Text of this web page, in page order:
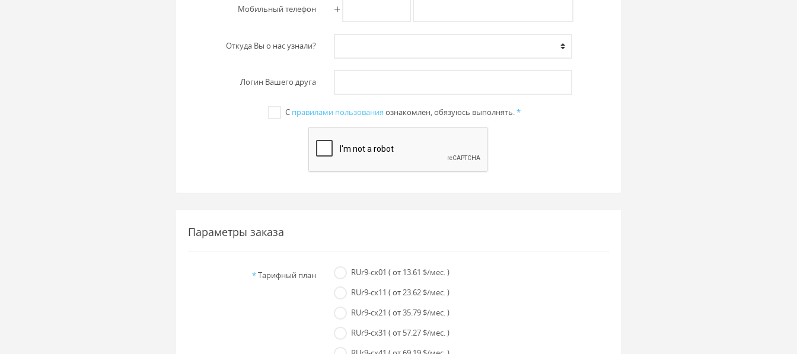
Мобильный телефон +
Откуда Вы о нас узнали?
Логин Вашего друга
С правилами пользования ознакомлен, обязуюсь выполнять.*
Параметры заказа
*Тарифный план RUr9-cx01( от 13.61 $/мес. )
RUr9-cx11( от 23.62 $/мес. )
RUr9-cx21( от 35.79 $/мес. )
RUr9-cx31( от 57.27 $/мес. )